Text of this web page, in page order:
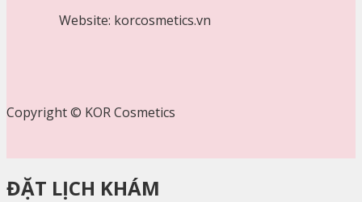
Website: korcosmetics.vn
Copyright © KOR Cosmetics
ĐẶT LỊCH KHÁM